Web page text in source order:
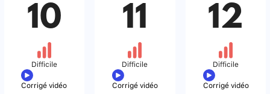
10
Difficile
Corrigé vidéo
11
Difficile
Corrigé vidéo
12
Difficile
Corrigé vidéo